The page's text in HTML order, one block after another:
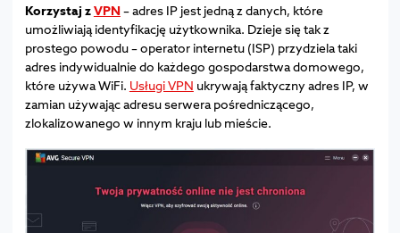
Korzystaj zVPN– adres IP jest jedną z danych, które
umożliwiają identyfikację użytkownika. Dzieje się tak z
prostego powodu – operator internetu (ISP) przydziela taki
adres indywidualnie do każdego gospodarstwa domowego,
które używa WiFi. Usługi VPN ukrywają faktyczny adres IP, w
zamian używając adresu serwera pośredniczącego,
zlokalizowanego w innym kraju lub mieście.